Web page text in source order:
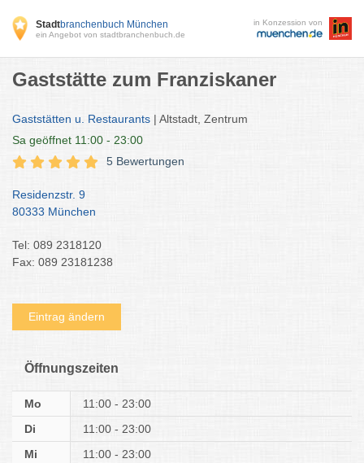
Stadtbranchenbuch München
ein Angebot von stadtbranchenbuch.de
in Konzession von
Gaststätte zum Franziskaner
Gaststätten u. Restaurants | Altstadt, Zentrum
Sa geöffnet 11:00 - 23:00
5 Bewertungen
Residenzstr. 9
80333 München
Tel: 089 2318120
Fax: 089 23181238
Eintrag ändern
Öffnungszeiten
Mo
11:00 - 23:00
Di
11:00 - 23:00
Mi
11:00 - 23:00